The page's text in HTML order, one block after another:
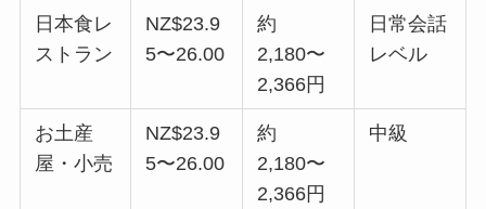
日本食レ
ストラン
NZ$23.9
5〜26.00
約
2,180〜
2,366円
日常会話
レベル
お土産
屋・小売
NZ$23.9
5〜26.00
約
2,180〜
2,366円
中級